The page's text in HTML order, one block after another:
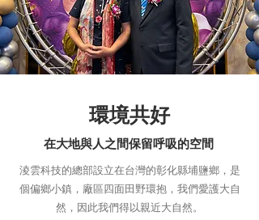
​環境共好
在大地與人之間保留呼吸的空間
淩雲科技的總部設立在台灣的彰化縣埔鹽鄉，是
個偏鄉小鎮，廠區四面田野環抱，我們愛護大自
然，因此我們得以親近大自然。